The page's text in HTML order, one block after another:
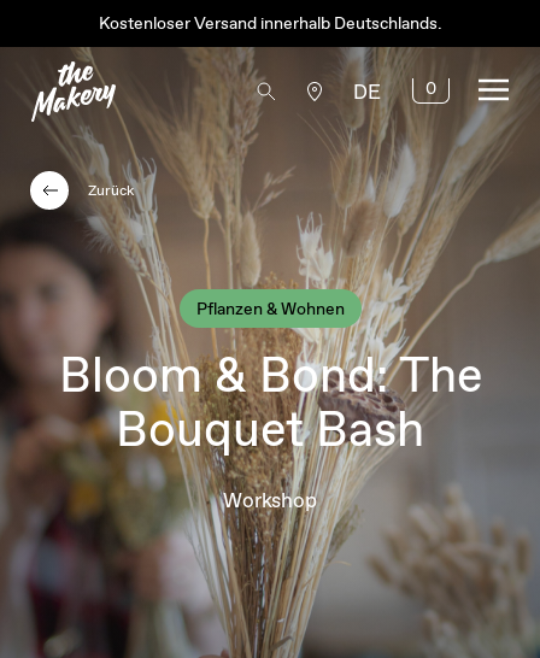
Kostenloser Versand innerhalb Deutschlands.
DE 0
Pflanzen & Wohnen
Bloom & Bond: The
Bouquet Bash
Workshop
Zurück